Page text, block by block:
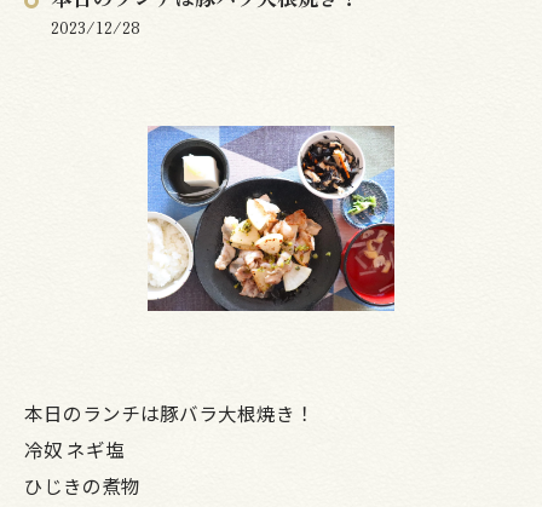
2023/12/28
本日のランチは豚バラ大根焼き！
冷奴 ネギ塩
ひじきの煮物